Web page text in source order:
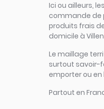
Ici ou ailleurs,
commande de
produits frais
domicile à
Le maillage
surtout savoir-
emporter ou en
Partout en